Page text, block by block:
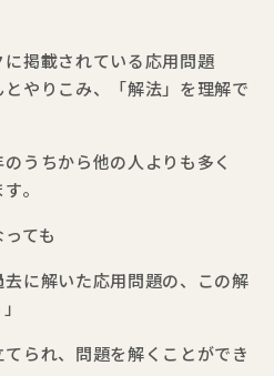
掲載されている応用問題
とやりこみ、「解法」を理解で
うちから他の人よりも多く
。
ても
去に解いた応用問題の、この解
られ、問題を解くことができ